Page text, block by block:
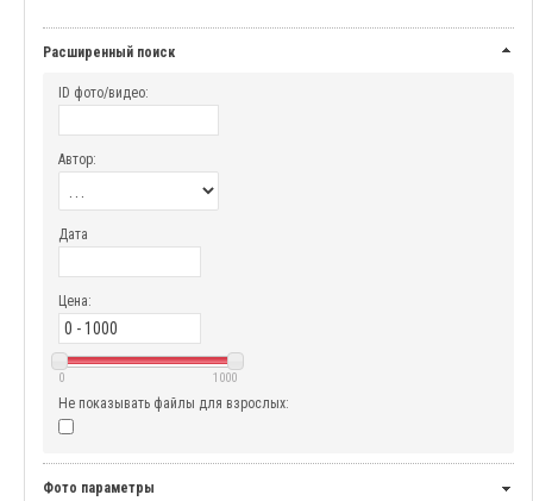
Расширенный поиск
ID фото/видео:
Автор:
Дата
Цена:
0 1000
Не показывать файлы для взрослых:
Фото параметры